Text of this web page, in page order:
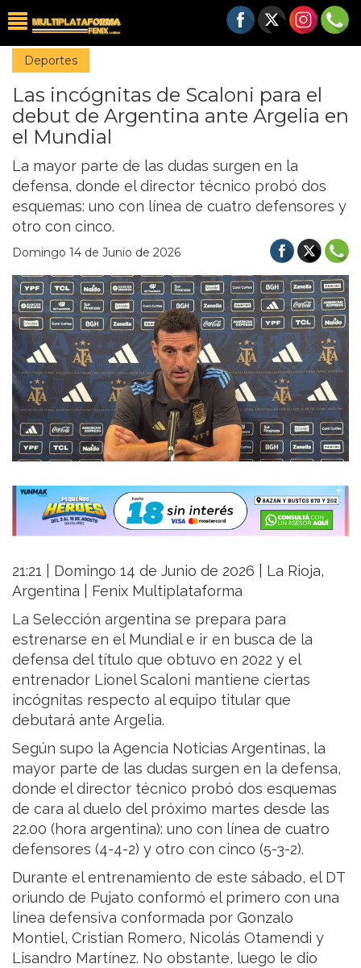
Deportes
Las incógnitas de Scaloni para el
debut de Argentina ante Argelia en
el Mundial
La mayor parte de las dudas surgen en la
defensa, donde el director técnico probó dos
esquemas: uno con línea de cuatro defensores y
otro con cinco.
Domingo 14 de Junio de 2026
21:21 | Domingo 14 de Junio de 2026 | La Rioja,
Argentina | Fenix Multiplataforma
La Selección argentina se prepara para
estrenarse en el Mundial e ir en busca de la
defensa del título que obtuvo en 2022 y el
entrenador Lionel Scaloni mantiene ciertas
incógnitas respecto al equipo titular que
debutará ante Argelia.
Según supo la Agencia Noticias Argentinas, la
mayor parte de las dudas surgen en la defensa,
donde el director técnico probó dos esquemas
de cara al duelo del próximo martes desde las
22.00 (hora argentina): uno con línea de cuatro
defensores (4-4-2) y otro con cinco (5-3-2).
Durante el entrenamiento de este sábado, el DT
oriundo de Pujato conformó el primero con una
línea defensiva conformada por Gonzalo
Montiel, Cristian Romero, Nicolás Otamendi y
Lisandro Martínez. No obstante, luego le dio